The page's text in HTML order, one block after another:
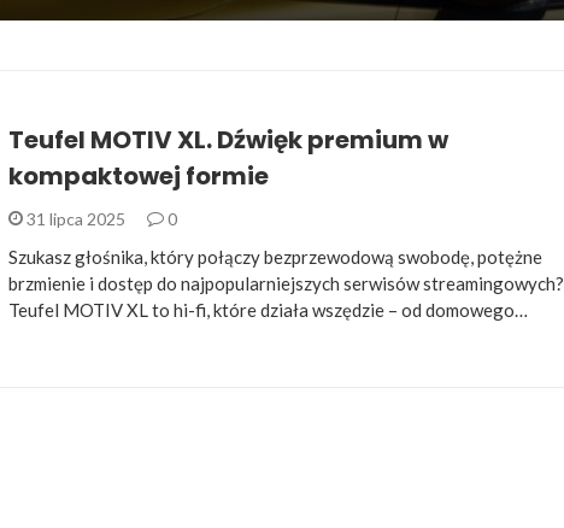
Teufel MOTIV XL. Dźwięk premium w
kompaktowej formie
31 lipca 2025 0
Szukasz głośnika, który połączy bezprzewodową swobodę, potężne
brzmienie i dostęp do najpopularniejszych serwisów streamingowych?
Teufel MOTIV XL to hi-fi, które działa wszędzie – od domowego…